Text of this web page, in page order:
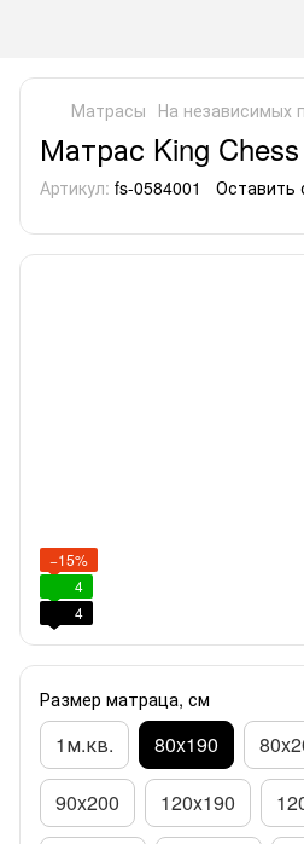
Матрасы На независимых
Матрас King
Артикул: fs-0584001 Оставить
−15%
4
4
Размер матраца, см
1м.кв. 80x190
90x200 120x190